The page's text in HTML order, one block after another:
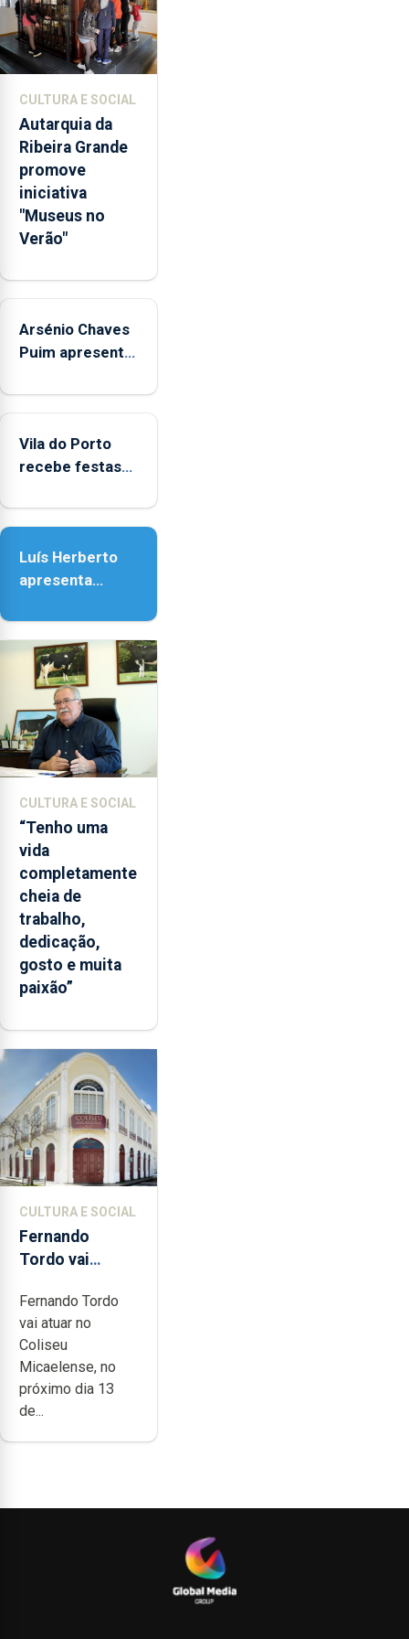
da
promoção
de
emocionais
e
sociais
junto
das
crianças
CULTURA E SOCIAL
Autarquia da
Ribeira Grande
promove
iniciativa
"Museus no
Verão"
Arsénio Chaves
Puim apresenta
Biblioteca de
Vila do Porto
recebe festas
Nossa Senhora
Luís Herberto
apresenta
Paisagem’
CULTURA E SOCIAL
“Tenho uma
vida
completamente
cheia de
trabalho,
dedicação,
gosto e muita
paixão”
CULTURA E SOCIAL
Fernando
Tordo vai
anos de
carreira no
Coliseu
Micaelense
Fernando Tordo
vai atuar no
Coliseu
Micaelense, no
próximo dia 13
de...